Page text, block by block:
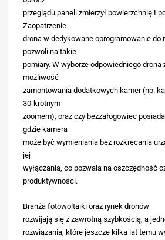
przeglądu paneli zmierzył powierzchnię I
Zaopatrzenie
drona w dedykowane oprogramowanie do
pozwoli na takie
pomiary. W wyborze odpowiedniego
możliwość
zamontowania dodatkowych kamer (np.
30-krotnym
zoomem), oraz czy bezzałogowiec
gdzie kamera
może być wymieniania bez rozkręcania
jej
wyłączania, co pozwala na oszczędność
produktywności.
Branża fotowoltaiki oraz rynek dronów
rozwijają się z zawrotną szybkością, a
rozwiązania, które jeszcze kilka lat temu